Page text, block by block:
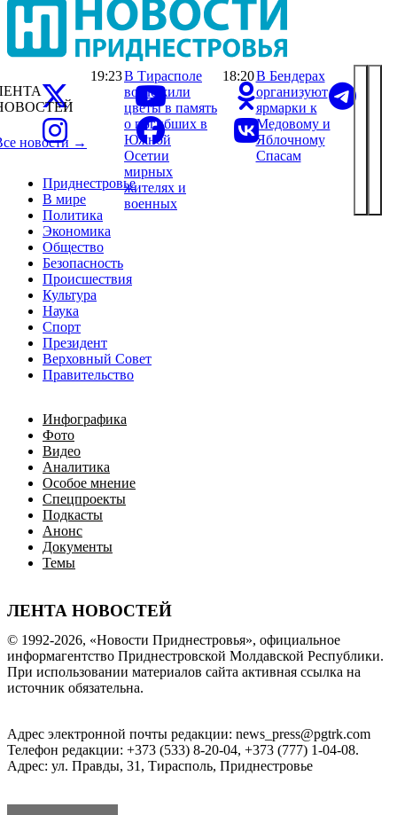
Приднестровье
В мире
Политика
Экономика
Общество
Безопасность
Происшествия
Культура
Наука
Спорт
Президент
Верховный Совет
Правительство
Инфографика
Фото
Видео
Аналитика
Особое мнение
Спецпроекты
Подкасты
Анонс
Документы
Темы
ЛЕНТА НОВОСТЕЙ
новости →
19:23В Тирасполе
возложили
цветы в память
о погибших в
Южной
Осетии
мирных
жителях и
военных
18:20В Бендерах
организуют
ярмарки к
Медовому и
Яблочному
Спасам
© 1992-2026, «Новости Приднестровья», официальное
информагентство Приднестровской Молдавской Республики.
При использовании материалов сайта активная ссылка на
источник обязательна.
Адрес электронной почты редакции: news_press@pgtrk.com
Телефон редакции: +373 (533) 8-20-04, +373 (777) 1-04-08.
Адрес: ул. Правды, 31, Тирасполь, Приднестровье